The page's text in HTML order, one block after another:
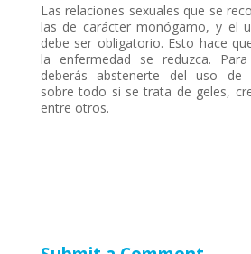
Las relaciones sexuales que se
las de carácter monógamo, y el
debe ser obligatorio. Esto hace
la enfermedad se reduzca.
deberás abstenerte del uso de
sobre todo si se trata de geles,
entre otros.